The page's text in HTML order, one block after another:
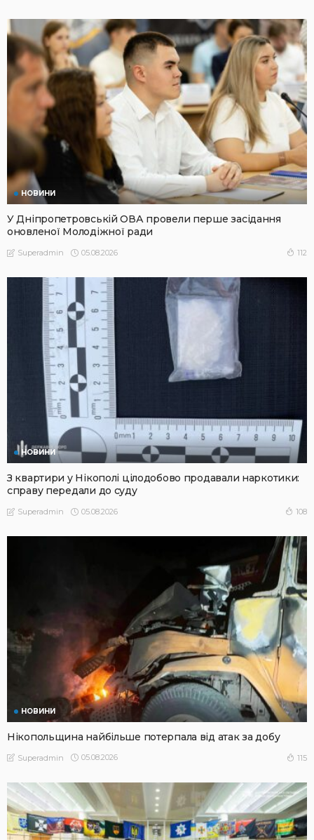
НОВИНИ
У Дніпропетровській ОВА провели перше засідання
оновленої Молодіжної ради
Superadmin 05.08.2026 112
НОВИНИ
З квартири у Нікополі цілодобово продавали наркотики:
справу передали до суду
Superadmin 05.08.2026 108
НОВИНИ
Нікопольщина найбільше потерпала від атак за добу
Superadmin 05.08.2026 115